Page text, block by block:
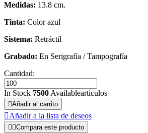
Medidas: 13.8 cm.
Tinta: Color azul
Sistema: Retráctil
Grabado: En Serigrafía / Tampografía
Cantidad:
In Stock 7500Availableartículos
Añadir al carrito
Añadir a la lista de deseos
 Compara este producto